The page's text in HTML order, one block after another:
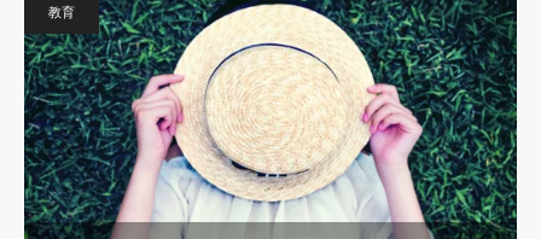
教育